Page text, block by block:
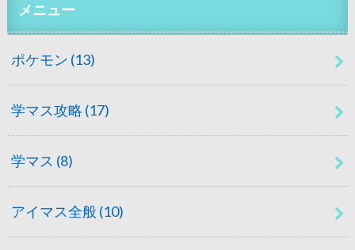
メニュー
ポケモン (13)
学マス攻略 (17)
学マス (8)
アイマス全般 (10)